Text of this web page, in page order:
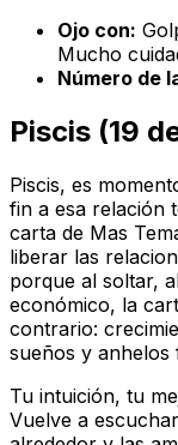
Ojo con:
Mucho
Número de
Piscis (19
Piscis, es
fin a esa relación
carta de Mas
liberar las
porque al soltar,
económico, la
contrario:
sueños y anhelos
Tu intuición, tu
Vuelve a